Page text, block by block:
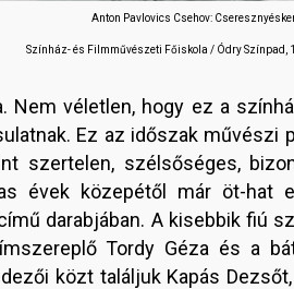
Anton Pavlovics Csehov:
Színház- és Filmművészeti Főiskola / Ódry Színpad,
Nem véletlen, hogy ez a
Ez az időszak művészi
szertelen, szélsőséges,
évek közepétől már öt-hat
darabjában. A kisebbik fiú
Tordy Géza és a
közt találjuk Kapás